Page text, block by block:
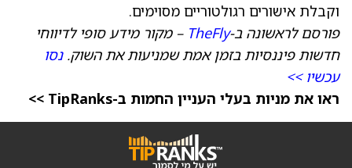
וקבלת אישורים רגולטוריים מסוימים.
פורסם לראשונה ב-TheFly – מקור מידע סופי לדיווחי
חדשות פיננסיות בזמן אמת שמניעות את השוק.נסו
עכשיו >>
ראו את מניות בעלי העניין החמות ב-TipRanks >>